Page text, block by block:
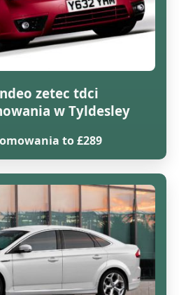
zetec tdci
w Tyldesley
to £289